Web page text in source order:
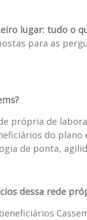
lugar: tudo o
para as
própria de
do plano
de ponta,
dessa rede